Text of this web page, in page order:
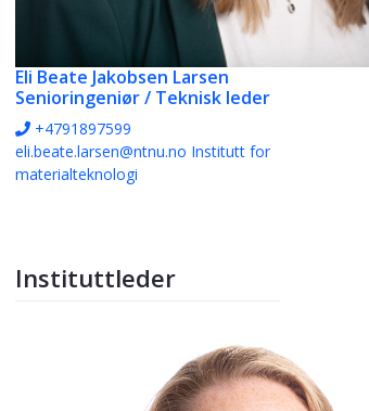
Eli Beate Jakobsen Larsen
Senioringeniør / Teknisk leder
+4791897599
eli.beate.larsen@ntnu.no Institutt for
materialteknologi
Instituttleder